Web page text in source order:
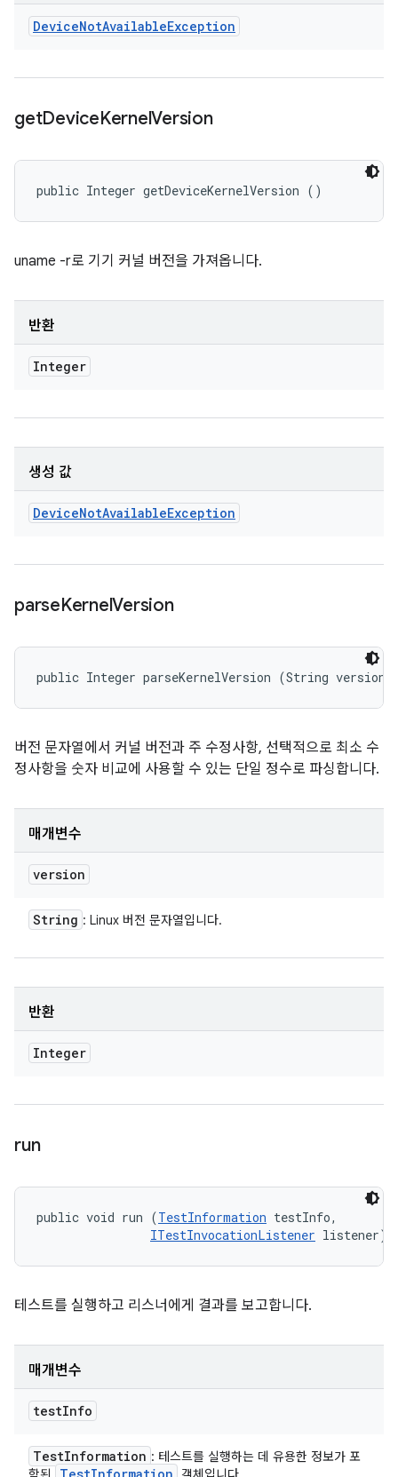
DeviceNotAvailableException
getDeviceKernelVersion
public Integer getDeviceKernelVersion ()
uname -r로 기기 커널 버전을 가져옵니다.
반환
Integer
생성 값
DeviceNotAvailableException
parseKernelVersion
public Integer parseKernelVersion (String version)
버전 문자열에서 커널 버전과 주 수정사항, 선택적으로 최소 수
정사항을 숫자 비교에 사용할 수 있는 단일 정수로 파싱합니다.
매개변수
version
String : Linux 버전 문자열입니다.
반환
Integer
run
public void run (TestInformation testInfo,
ITestInvocationListener listener)
테스트를 실행하고 리스너에게 결과를 보고합니다.
매개변수
testInfo
TestInformation : 테스트를 실행하는 데 유용한 정보가 포